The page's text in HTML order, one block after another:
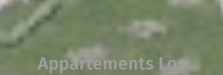
Appartements Los